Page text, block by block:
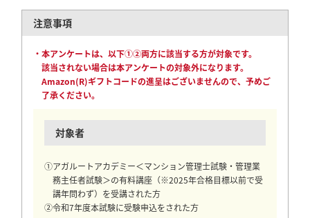
注意事項
・本アンケートは、以下①②両方に該当する方が対象です。
該当されない場合は本アンケートの対象外になります。
Amazon(R)ギフトコードの進呈はございませんので、予めご
了承ください。
対象者
①アガルートアカデミー＜マンション管理士試験・管理業
務主任者試験＞の有料講座（※2025年合格目標以前で受
講年問わず）を受講された方
②令和7年度本試験に受験申込をされた方